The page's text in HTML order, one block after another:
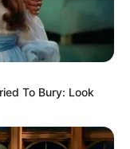
To Bury: Look